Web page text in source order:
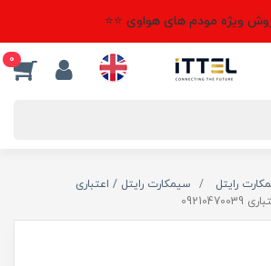
ویژه مودم های هواوی ⭐⭐
0
رایتل
سیمکارت رایتل / اعتباری